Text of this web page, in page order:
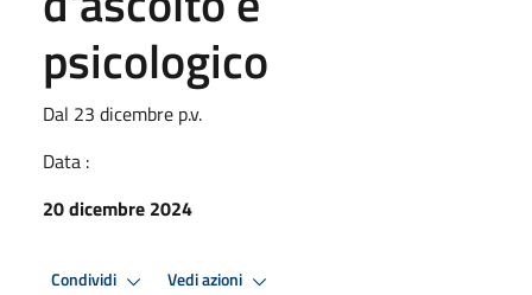
psicologico
Dal 23 dicembre p.v.
Data :
20 dicembre 2024
Condividi Vedi azioni